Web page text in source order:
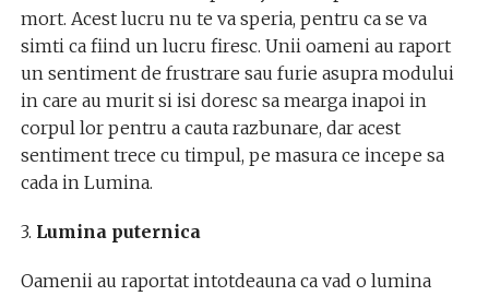
mort. Acest lucru nu te va speria, pentru ca se va
simti ca fiind un lucru firesc. Unii oameni au raport
un sentiment de frustrare sau furie asupra modului
in care au murit si isi doresc sa mearga inapoi in
corpul lor pentru a cauta razbunare, dar acest
sentiment trece cu timpul, pe masura ce incepe sa
cada in Lumina.
3. Lumina puternica
Oamenii au raportat intotdeauna ca vad o lumina